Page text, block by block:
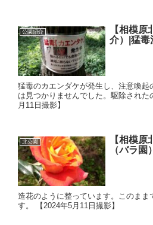
公園紹介
【相模
介）|猛毒
猛毒のカエンダケが発生し、注意喚起
は見つかりませんでした。駆除された
月11日撮影】
北公園
【相模原
（バラ園
造花のように整っています。このまま
す。 【2024年5月11日撮影】